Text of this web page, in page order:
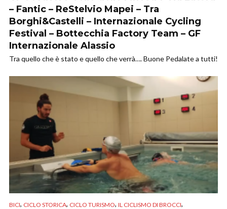
– Fantic – ReStelvio Mapei – Tra
Borghi&Castelli – Internazionale Cycling
Festival – Bottecchia Factory Team – GF
Internazionale Alassio
Tra quello che è stato e quello che verrà…. Buone Pedalate a tutti!
BICI, CICLO STORICA, CICLO TURISMO, IL CICLISMO DI BROCCI,